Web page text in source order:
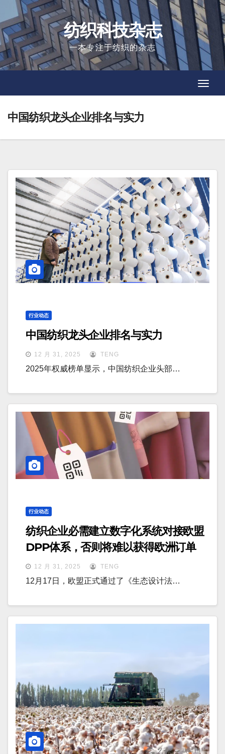
to
content
纺织科技杂志
一本专注于纺织的杂志
中国纺织龙头企业排名与实力
行业动态
中国纺织龙头企业排名与实力
12 月 31, 2025 TENG
2025年权威榜单显示，中国纺织企业头部…
行业动态
纺织企业必需建立数字化系统对接欧盟
DPP体系，否则将难以获得欧洲订单
12 月 31, 2025 TENG
12月17日，欧盟正式通过了《生态设计法…